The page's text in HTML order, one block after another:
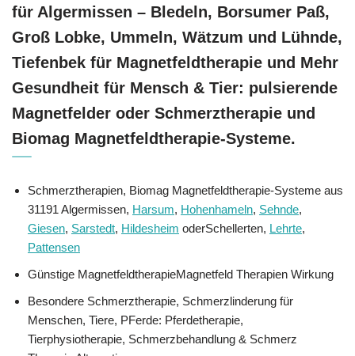
für Algermissen – Bledeln, Borsumer Paß,
Groß Lobke, Ummeln, Wätzum und Lühnde,
Tiefenbek für Magnetfeldtherapie und Mehr
Gesundheit für Mensch & Tier: pulsierende
Magnetfelder oder Schmerztherapie und
Biomag Magnetfeldtherapie-Systeme.
Schmerztherapien, Biomag Magnetfeldtherapie-Systeme aus
31191 Algermissen, Harsum, Hohenhameln, Sehnde,
Giesen, Sarstedt, Hildesheim oderSchellerten, Lehrte,
Pattensen
Günstige MagnetfeldtherapieMagnetfeld Therapien Wirkung
Besondere Schmerztherapie, Schmerzlinderung für
Menschen, Tiere, PFerde: Pferdetherapie,
Tierphysiotherapie, Schmerzbehandlung & Schmerz